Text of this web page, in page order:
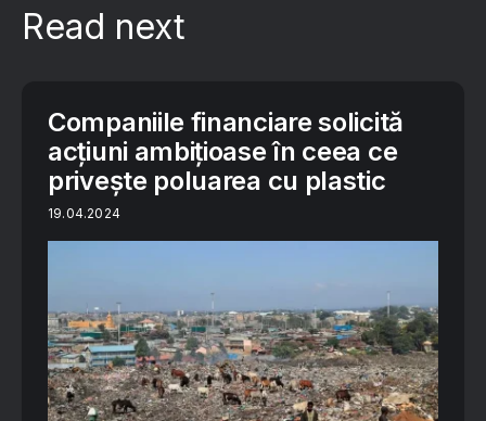
Read next
Companiile financiare solicită
acțiuni ambițioase în ceea ce
privește poluarea cu plastic
19.04.2024